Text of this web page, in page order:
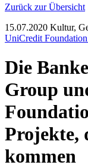
Zurück zur Übersicht
15.07.2020 Kultur,
UniCredit
Die
Group
Projekte,
kommen